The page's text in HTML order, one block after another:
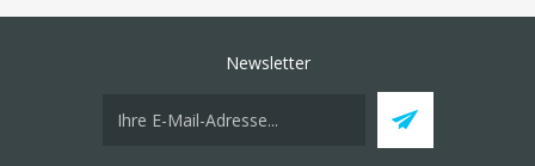
Newsletter